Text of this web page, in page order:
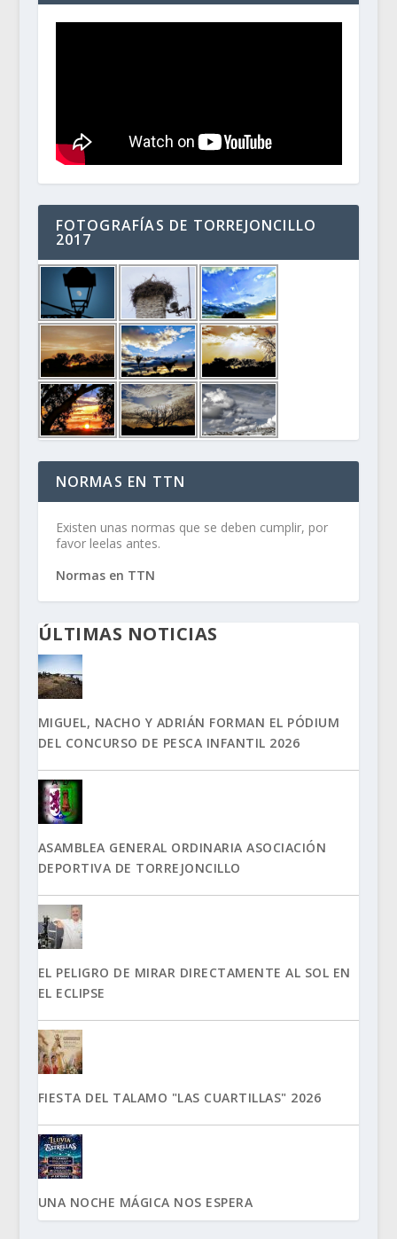
FOTOGRAFÍAS DE TORREJONCILLO
2017
NORMAS EN TTN
Existen unas normas que se deben cumplir, por
favor leelas antes.
Normas en TTN
ÚLTIMAS NOTICIAS
MIGUEL, NACHO Y ADRIÁN FORMAN EL PÓDIUM
DEL CONCURSO DE PESCA INFANTIL 2026
ASAMBLEA GENERAL ORDINARIA ASOCIACIÓN
DEPORTIVA DE TORREJONCILLO
EL PELIGRO DE MIRAR DIRECTAMENTE AL SOL EN
EL ECLIPSE
FIESTA DEL TALAMO "LAS CUARTILLAS" 2026
UNA NOCHE MÁGICA NOS ESPERA